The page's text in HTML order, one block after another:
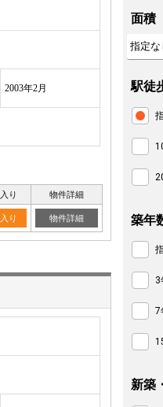
2003年2月
り 物件詳細
り 物件詳細
面積
駅徒
築年
3
7
新築